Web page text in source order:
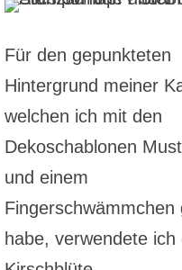
Für den gepunkteten
Hintergrund meiner
welchen ich mit den
Dekoschablonen
und einem
Fingerschwämmchen
habe, verwendete ich